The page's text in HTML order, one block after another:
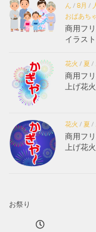
ん / 8月 /
おばあち
商用フ
イラスト
花火 / 夏 /
商用フ
上げ花
花火 / 夏 /
商用フ
上げ花
お祭り